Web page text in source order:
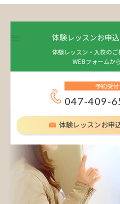
体験レッスンお申
体験レッスン・入校の
WEBフォームか
予約受
047-409-
体験レッスンお申